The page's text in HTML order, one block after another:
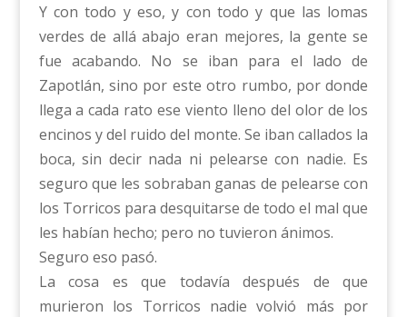
Y con todo y eso, y con todo y que las lomas
verdes de allá abajo eran mejores, la gente se
fue acabando. No se iban para el lado de
Zapotlán, sino por este otro rumbo, por donde
llega a cada rato ese viento lleno del olor de los
encinos y del ruido del monte. Se iban callados la
boca, sin decir nada ni pelearse con nadie. Es
seguro que les sobraban ganas de pelearse con
los Torricos para desquitarse de todo el mal que
les habían hecho; pero no tuvieron ánimos.
Seguro eso pasó.
La cosa es que todavía después de que
murieron los Torricos nadie volvió más por